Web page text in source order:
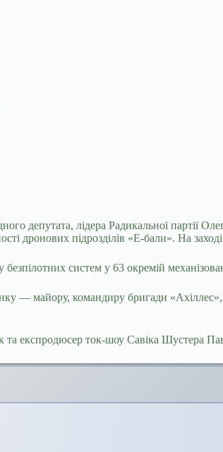
депутата, лідера Радикальної партії
дронових підрозділів «Е-бали». На
систем у 63 окремій
— майору, командиру бригади «Ахіллес»,
експродюсер ток-шоу Савіка Шустера